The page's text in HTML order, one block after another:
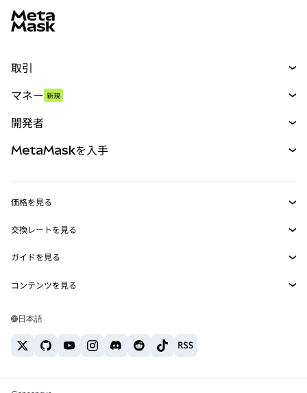
取引
パーペチュアル
RWA
マネー 新規
開発者
MetaMask Connect
Snaps
Web3サービス
MetaMaskを入手
セキュリティ
サポート
キャリア
お問い合わせ
価格を見る
イーサリアムの価格
Solanaの価格
Tetherの価格
交換レートを見る
ETH→USD
USDT→INR
BTC→INR
ETH→USDT
ガイドを見る
ETHの購入
USDTの購入
コンテンツを見る
Solanaウォレット
日本語